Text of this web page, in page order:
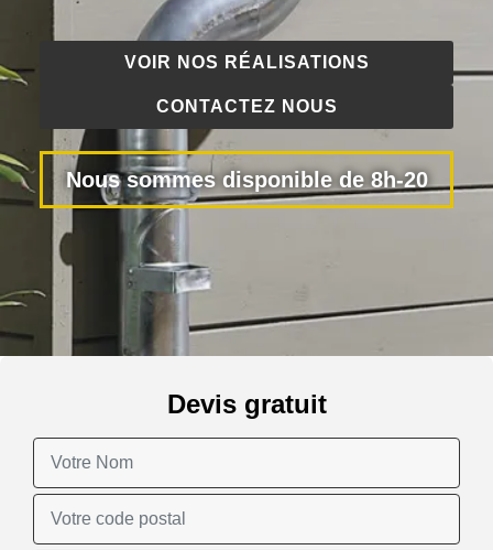
VOIR NOS RÉALISATIONS
CONTACTEZ NOUS
Nous sommes disponible de 8h-20
Devis gratuit